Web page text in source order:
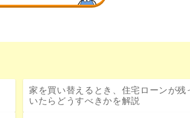
家を買い替えるとき、住宅ローンが残
いたらどうすべきかを解説